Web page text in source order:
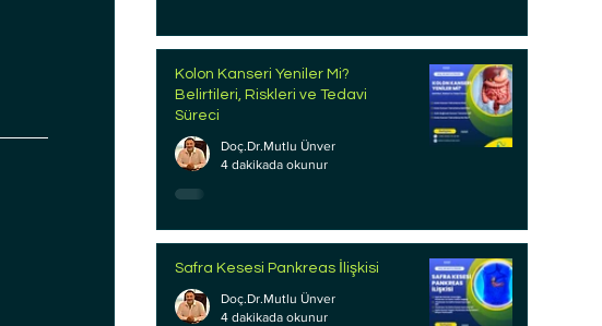
Kolon Kanseri Yeniler Mi?
Belirtileri, Riskleri ve Tedavi
Süreci
Doç.Dr.Mutlu Ünver
4 dakikada okunur
Safra Kesesi Pankreas İlişkisi
Doç.Dr.Mutlu Ünver
4 dakikada okunur